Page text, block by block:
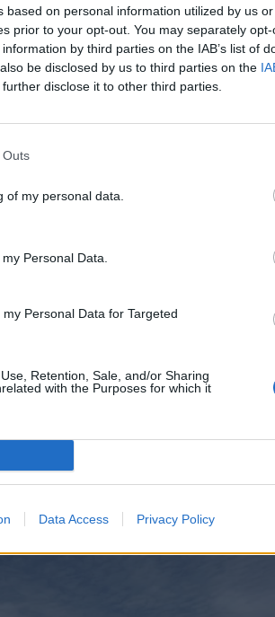
based on personal information utilized by us
prior to your opt-out. You may separately
by third parties on the IAB’s list of
be disclosed by us to third parties on the
disclose it to other third parties.
Outs
of my personal data.
Personal Data.
Personal Data for Targeted
Retention, Sale, and/or Sharing
with the Purposes for which it
Data Access Privacy Policy
ΔΙΑΦΗΜΙΣΗ
τη μηχανολογική λειτουργία και
τα σόναρ και τα αντι-drone
με τις φρεγάτες S ή ΜΕΚΟ που
ανταλλάσσει δεδομένα σε
το εθνικό σύστημα αεράμυνας.